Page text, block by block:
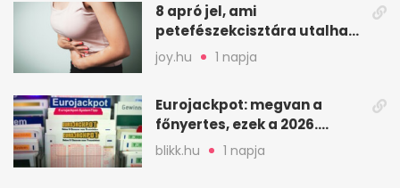
8 apró jel, ami
petefészekcisztára utalhat
– mire figyelj
joy.hu 1 napja
Eurojackpot: megvan a
főnyertes, ezek a 2026.
augusztus 7-i számok
blikk.hu 1 napja